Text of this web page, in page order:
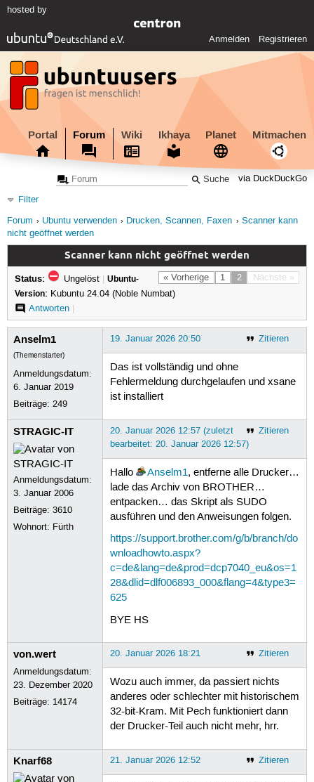
hosted by
Anmelden Registrieren
Portal Forum Wiki Ikhaya Planet Mitmachen
via DuckDuckGo
Filter
Forum
Ubuntu verwenden Drucken, Scannen, Faxen
Scanner kann
nicht geöffnet werden
Scanner kann nicht geöffnet werden
« Vorherige 1 2 Nächste »
Status: Ungelöst | Ubuntu-
Version: Kubuntu 24.04 (Noble Numbat)
Antworten|
Anselm1
(Themenstarter)
Anmeldungsdatum:
6. Januar 2019
Beiträge:249
Zitieren
19. Januar 2026 20:50
Das ist vollständig und ohne
Fehlermeldung durchgelaufen und xsane
ist installiert
STRAGIC-IT
Anmeldungsdatum:
3. Januar 2006
Beiträge:3610
Wohnort: Fürth
Zitieren
20. Januar 2026 12:57 (zuletzt
bearbeitet: 20. Januar 2026 12:57)
Hallo Anselm1, entferne alle Drucker…
lade das Archiv von BROTHER…
entpacken… das Skript als SUDO
ausführen und den Anweisungen folgen.
https://support.brother.com/g/b/branch/do
wnloadhowto.aspx?
c=de&lang=de&prod=dcp7040_eu&os=1
28&dlid=dlf006893_000&flang=4&type3=
625
BYE HS
von.wert
Anmeldungsdatum:
23. Dezember 2020
Beiträge: 14174
Zitieren
20. Januar 2026 18:21
Wozu auch immer, da passiert nichts
anderes oder schlechter mit historischem
32-bit-Kram. Mit Pech funktioniert dann
der Drucker-Teil auch nicht mehr, hrr.
Knarf68 Zitieren
21. Januar 2026 12:52